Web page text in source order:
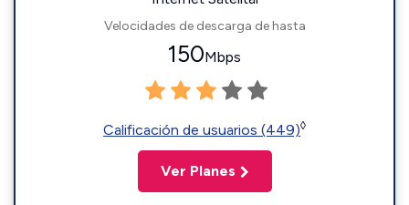
Velocidades de descarga de hasta
150Mbps
Calificación de usuarios (449)◊
Ver Planes